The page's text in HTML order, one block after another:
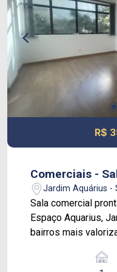
impulsionar o seu
R$
Comerciais -
Jardim Aquárius -
Sala comercial
Espaço Aquarius,
bairros mais
condicionado já